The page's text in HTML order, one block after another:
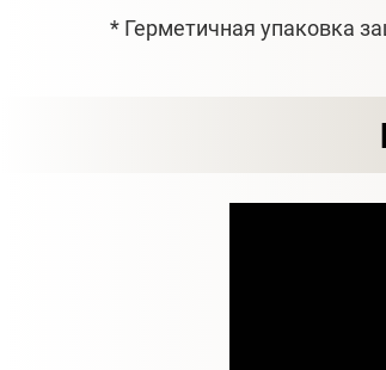
* Герметичная упаковка